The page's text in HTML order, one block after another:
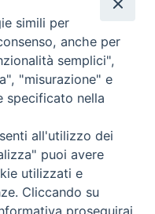
i diritti riservati - Vita
Torna
simili per
anche per
semplici",
"misurazione" e
specificato nella
all'utilizzo dei
puoi avere
utilizzati e
Cliccando su